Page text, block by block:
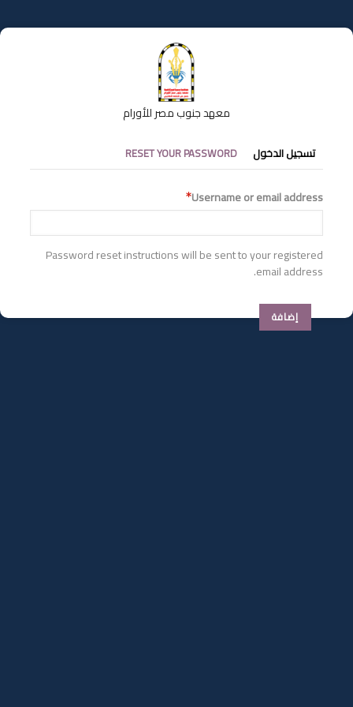
إلى
المحتوى
معهد جنوب مصر للأورام
التبويبات
الأساسية
تسجيل الدخول RESET YOUR PASSWORD
Username or email address
Password reset instructions will be sent to your registered
email address.